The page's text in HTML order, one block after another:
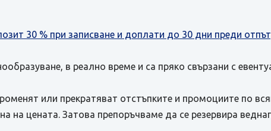
30 % при записване и доплати до 30 дни преди
в реално време и са пряко свързани с
или прекратяват отстъпките и промоциите по
на цената. Затова препоръчваме да се резервира